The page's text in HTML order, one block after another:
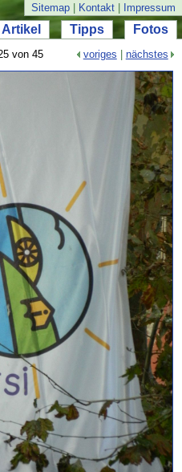
Sitemap Kontakt Impressum
Artikel Tipps Fotos
von 45 voriges nächstes